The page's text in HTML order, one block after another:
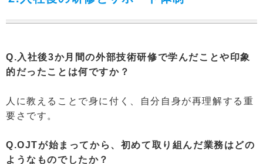
Q.入社後3か月間の外部技術研修で学んだことや印象
的だったことは何ですか？
人に教えることで身に付く、自分自身が再理解する重
要さです。
Q.OJTが始まってから、初めて取り組んだ業務はどの
ようなものでしたか？